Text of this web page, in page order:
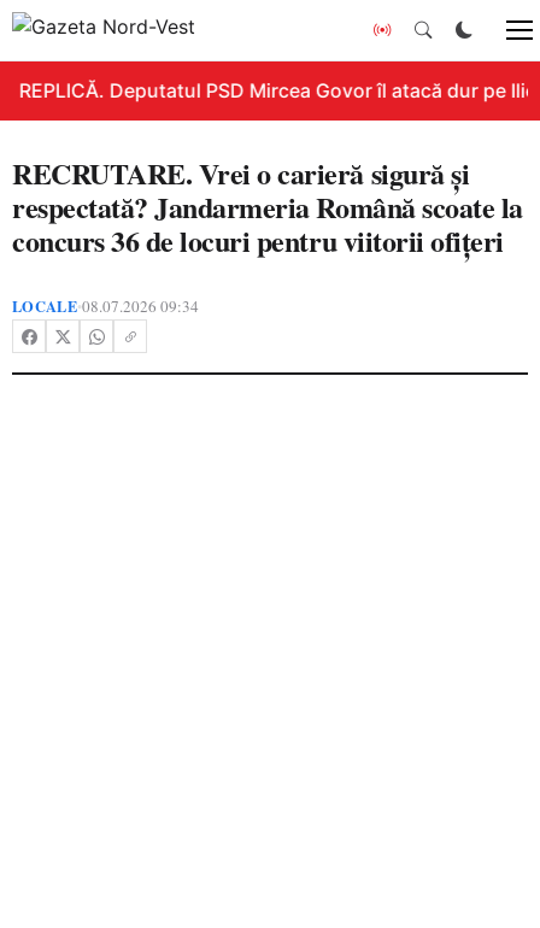
REPLICĂ. Deputatul PSD Mircea Govor îl atacă dur pe
RECRUTARE. Vrei o carieră sigură și
respectată? Jandarmeria Română scoate la
concurs 36 de locuri pentru viitorii ofițeri
LOCALE•08.07.2026 09:34